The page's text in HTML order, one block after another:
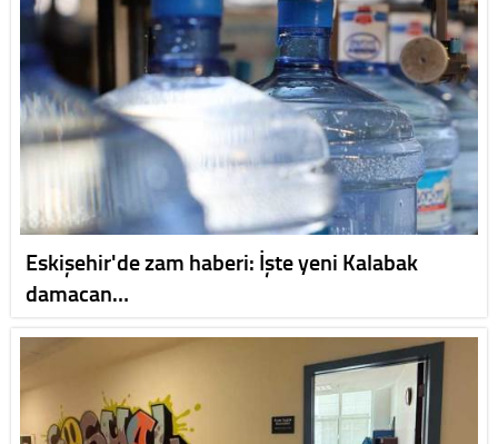
Eskişehir'de zam haberi: İşte yeni Kalabak
damacan…